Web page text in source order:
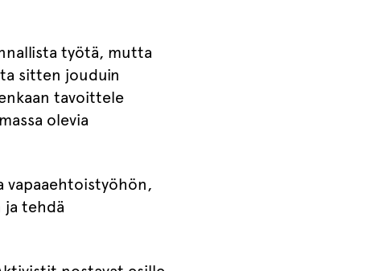
työtä, mutta
sitten jouduin
tavoittele
olevia
vapaaehtoistyöhön,
ja tehdä